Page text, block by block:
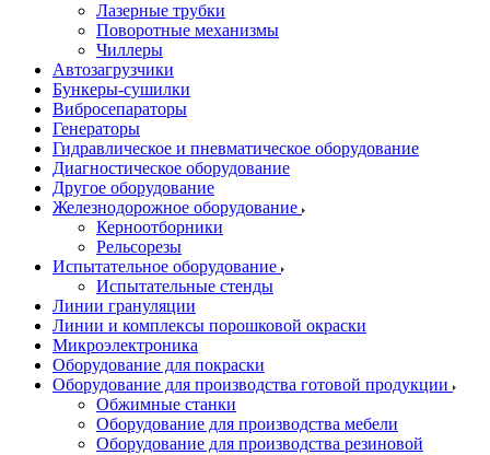
Лазерные трубки
Поворотные механизмы
Чиллеры
Автозагрузчики
Бункеры-сушилки
Вибросепараторы
Генераторы
Гидравлическое и пневматическое оборудование
Диагностическое оборудование
Другое оборудование
Железнодорожное оборудование
Керноотборники
Рельсорезы
Испытательное оборудование
Испытательные стенды
Линии грануляции
Линии и комплексы порошковой окраски
Микроэлектроника
Оборудование для покраски
Оборудование для производства готовой продукции
Обжимные станки
Оборудование для производства мебели
Оборудование для производства резиновой